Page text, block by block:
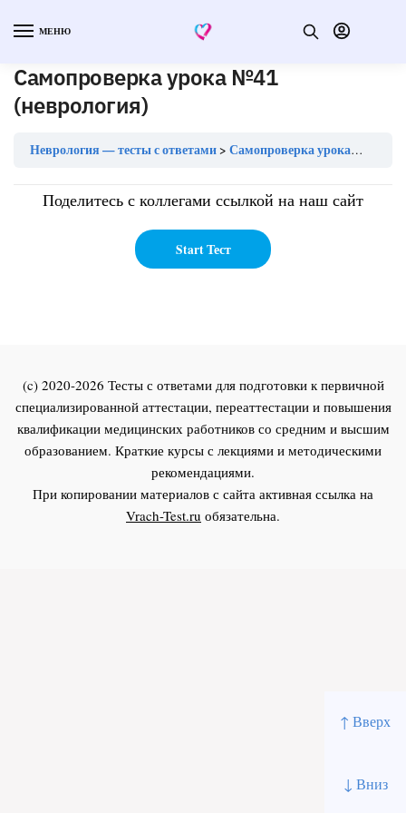
↑ Вверх
↓ Вниз
МЕНЮ
Самопроверка урока №41
(неврология)
Неврология — тесты с ответами Самопроверка урока №41 (неврология)
Поделитесь с коллегами ссылкой на наш сайт
(c) 2020-2026 Тесты с ответами для подготовки к первичной
специализированной аттестации, переаттестации и повышения
квалификации медицинских работников со средним и высшим
образованием. Краткие курсы с лекциями и методическими
рекомендациями.
При копировании материалов с сайта активная ссылка на
Vrach-Test.ru обязательна.